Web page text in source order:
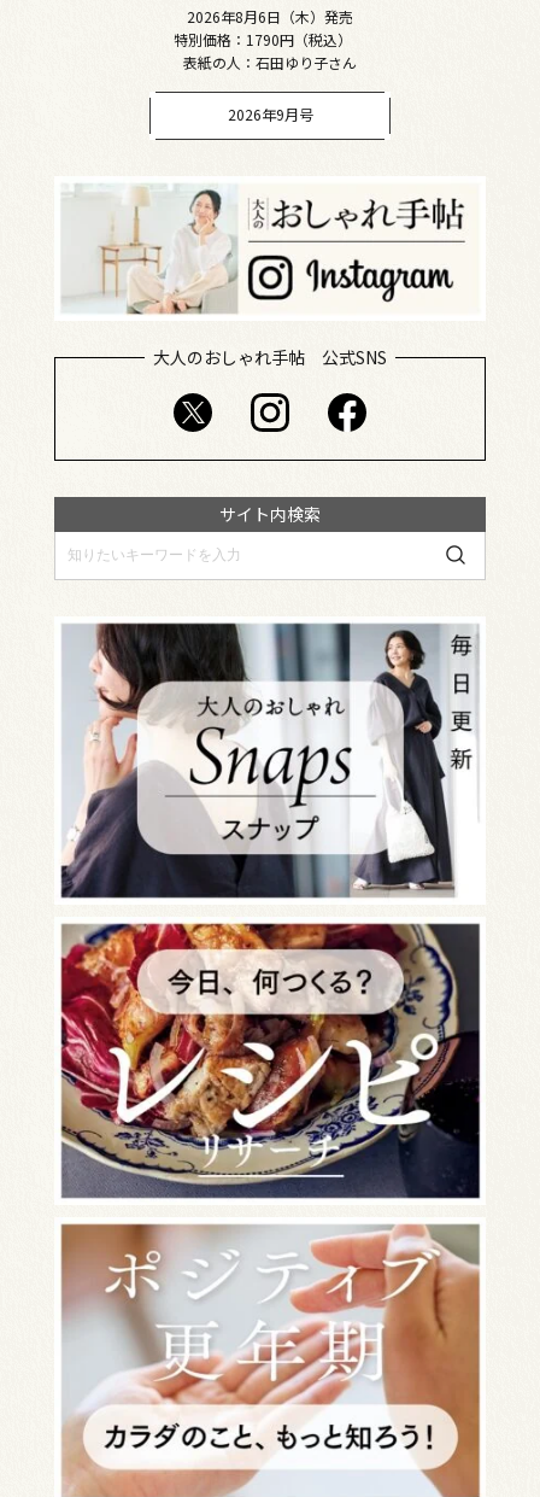
2026年8月6日（木）発売
特別価格：1790円（税込）
表紙の人：石田ゆり子さん
2026年9月号
大人のおしゃれ手帖 公式SNS
サイト内検索